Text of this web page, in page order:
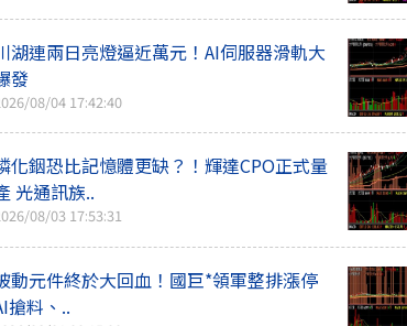
湖連兩日亮燈逼近萬元！AI伺服器滑軌大
發
08/04 17:42:40
化銦恐比記憶體更缺？！輝達CPO正式量
光通訊族..
08/03 17:53:31
動元件終於大回血！國巨*領軍整排漲停
搶料、..